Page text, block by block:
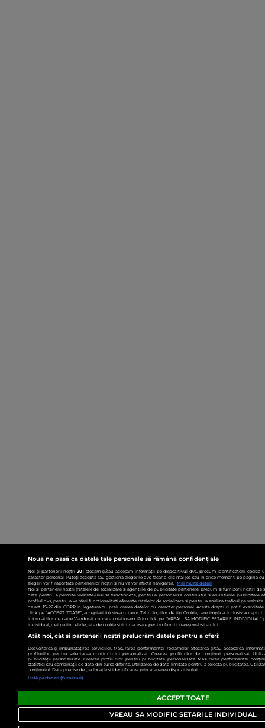
Nouă ne pasă ca datele tale personale să rămână confidențiale
Noi și partenerii noștri201 stocăm și/sau accesăm informații pe dispozitivul dvs., precum identificatorii
caracter personal. Puteți accepta sau gestiona alegerile dvs. făcând clic mai jos sau în orice moment, pe pagina
alegeri vor fi raportate partenerilor noștri și nu vă vor afecta navigarea.
Mai multe detalii
Noi si partenerii nostri (retelele de socializare si agentiile de publicitate partenere, precum si furnizorii nostri de
date pentru a permite website-ului sa functioneze, pentru a personaliza continutul si anunturile publicitare
profilul dvs., pentru a va oferi functionalitati aferente retelelor de socializare si pentru a analiza traficul pe
de art. 15-22 din GDPR in legatura cu prelucrarea datelor cu caracter personal. Aceste drepturi pot fi
click pe “ACCEPT TOATE”, acceptati folosirea tuturor Tehnologiilor de tip Cookie, care implica inclusiv acceptul
informatiilor de catre Vendor-ii cu care colaboram. Prin click pe “VREAU SA MODIFIC SETARILE
individual, mai putin cele legate de cookie strict necesare pentru functionarea website-ului.
Atât noi, cât și partenerii noștri prelucrăm datele pentru a oferi:
Dezvoltarea și îmbunătățirea serviciilor. Măsurarea performanței reclamelor. Stocarea și/sau accesarea
profilurilor pentru selectarea conținutului personalizat. Crearea profilurilor de conținut personalizat.
publicității personalizate. Crearea profilurilor pentru publicitate personalizată. Măsurarea performanței
statistici sau combinații de date din surse diferite. Utilizarea de date limitate pentru a selecta publicitatea.
conținutul. Date precise de geolocație și identificarea prin scanarea dispozitivului.
Listă parteneri (furnizori)
ACCEPT TOATE
VREAU SA MODIFIC SETARILE INDIVIDUAL